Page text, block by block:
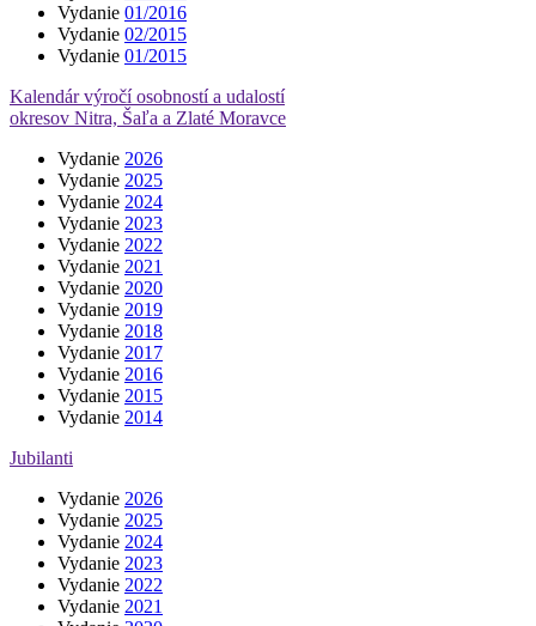
Vydanie 01/2016
Vydanie 02/2015
Vydanie 01/2015
Kalendár výročí osobností a udalostí
okresov Nitra, Šaľa a Zlaté Moravce
Vydanie 2026
Vydanie 2025
Vydanie 2024
Vydanie 2023
Vydanie 2022
Vydanie 2021
Vydanie 2020
Vydanie 2019
Vydanie 2018
Vydanie 2017
Vydanie 2016
Vydanie 2015
Vydanie 2014
Jubilanti
Vydanie 2026
Vydanie 2025
Vydanie 2024
Vydanie 2023
Vydanie 2022
Vydanie 2021